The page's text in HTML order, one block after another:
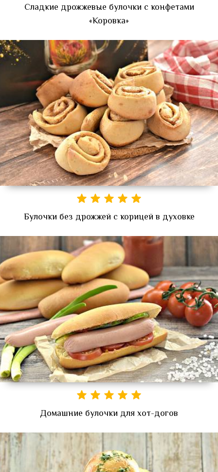
Сладкие дрожжевые булочки с конфетами
«Коровка»
Булочки без дрожжей с корицей в духовке
Домашние булочки для хот-догов